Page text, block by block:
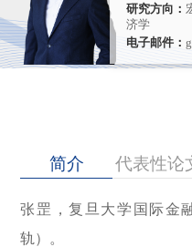
研究方向：
济学
电子邮件：
简介 代表性论
张罡，复旦大学国际金
轨）。